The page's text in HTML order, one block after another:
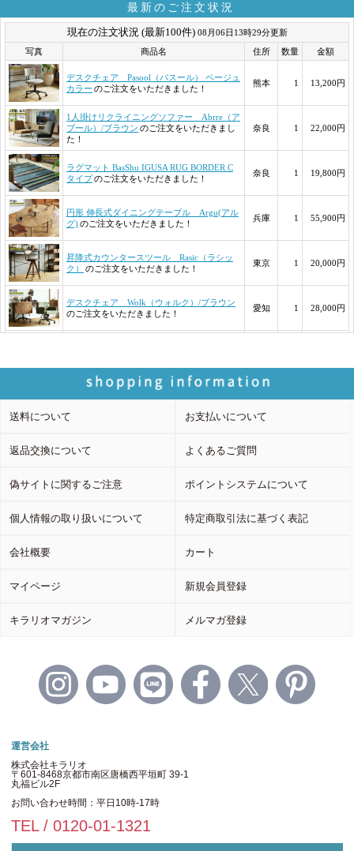
最新のご注文状況
送料について お支払いについて
返品交換について よくあるご質問
偽サイトに関するご注意 ポイントシステムについて
個人情報の取り扱いについて 特定商取引法に基づく表記
会社概要 カート
マイページ 新規会員登録
キラリオマガジン メルマガ登録
運営会社
株式会社キラリオ
〒601-8468京都市南区唐橋西平垣町 39-1
丸福ビル2F
お問い合わせ時間：平日10時-17時
TEL / 0120-01-1321